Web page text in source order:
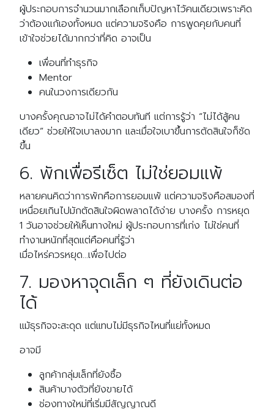
ผู้ประกอบการจำนวนมากเลือกเก็บปัญหาไว้คนเดียวเพราะคิด
ว่าต้องแก้เองทั้งหมด แต่ความจริงคือ การพูดคุยกับคนที่
เข้าใจช่วยได้มากกว่าที่คิด อาจเป็น
เพื่อนที่ทำธุรกิจ
Mentor
คนในวงการเดียวกัน
บางครั้งคุณอาจไม่ได้คำตอบทันที แต่การรู้ว่า “ไม่ได้สู้คน
เดียว” ช่วยให้ใจเบาลงมาก และเมื่อใจเบาขึ้นการตัดสินใจก็ชัด
ขึ้น
6. พักเพื่อรีเซ็ต ไม่ใช่ยอมแพ้
หลายคนคิดว่าการพักคือการยอมแพ้ แต่ความจริงคือสมองที่
เหนื่อยเกินไปมักตัดสินใจผิดพลาดได้ง่าย บางครั้ง การหยุด
1 วันอาจช่วยให้เห็นทางใหม่ ผู้ประกอบการที่เก่ง ไม่ใช่คนที่
ทำงานหนักที่สุดแต่คือคนที่รู้ว่า
เมื่อไหร่ควรหยุด…เพื่อไปต่อ
7. มองหาจุดเล็ก ๆ ที่ยังเดินต่อ
ได้
แม้ธุรกิจจะสะดุด แต่แทบไม่มีธุรกิจไหนที่แย่ทั้งหมด
อาจมี
ลูกค้ากลุ่มเล็กที่ยังซื้อ
สินค้าบางตัวที่ยังขายได้
ช่องทางใหม่ที่เริ่มมีสัญญาณดี